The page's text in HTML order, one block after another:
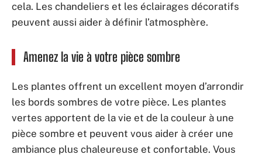
cela. Les chandeliers et les éclairages décoratifs
peuvent aussi aider à définir l’atmosphère.
Amenez la vie à votre pièce sombre
Les plantes offrent un excellent moyen d’arrondir
les bords sombres de votre pièce. Les plantes
vertes apportent de la vie et de la couleur à une
pièce sombre et peuvent vous aider à créer une
ambiance plus chaleureuse et confortable. Vous